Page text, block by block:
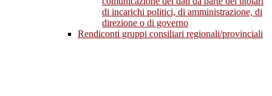
di incarichi politici, di amministrazione, di
direzione o di governo
Rendiconti gruppi consiliari regionali/provinciali